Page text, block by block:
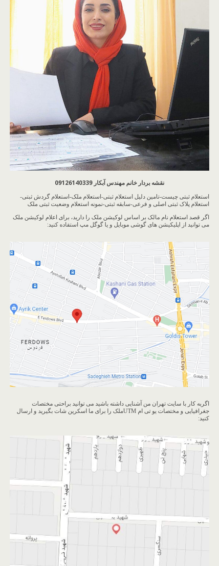
نقشه بردار خانم مهندس آبکار 09126140339
استعلام ثبتی چیست-تامین دلیل استعلام ثبتی-استعلام ملک-استعلام گردش ثبتی-
استعلام پلاک ثبتی اصلی و فرعی-سابقه ثبتی-نمونه استعلام وضعیت ثبتی ملک
اگر قصد استعلام نام مالک بر اساس لوکیشن ملک را دارید، برای اعلام لوکیشن ملک
می توانید از اپلیکیشن های گوشی موبایل و یا گوگل مپ استفاده کنید:
اگربه کار با سایت تهران من آشنایی داشته باشید می توانید براحتی مختصات
جغرافیایی و مختصات یو تی ام UTMملک را برای ما اسکرین شات بگیرید و ارسال
کنید: